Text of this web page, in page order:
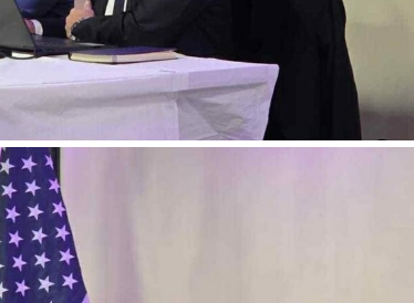
مشروع إنقاذ مدينة النمرود الأثرية.. زوعا أورغ في